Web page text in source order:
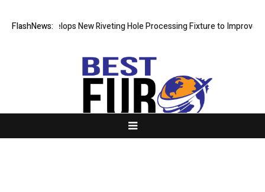
FlashNews:
Develops New Riveting Hole Processing Fixture to Improve